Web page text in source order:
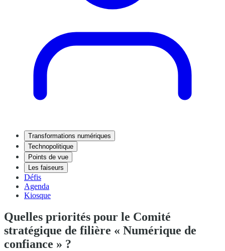
Transformations numériques
Technopolitique
Points de vue
Les faiseurs
Défis
Agenda
Kiosque
Quelles priorités pour le Comité
stratégique de filière « Numérique de
confiance » ?